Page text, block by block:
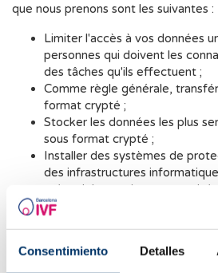
Consentimiento Detalles
que nous prenons sont les suivantes :
Limiter l'accès à vos données
personnes qui doivent les
des tâches qu'ils effectuent ;
Comme règle générale,
format crypté ;
Stocker les données les plus
sous format crypté ;
Installer des systèmes de
des infrastructures
prévenir les accès non
"hackers", et Surveiller
personnel.